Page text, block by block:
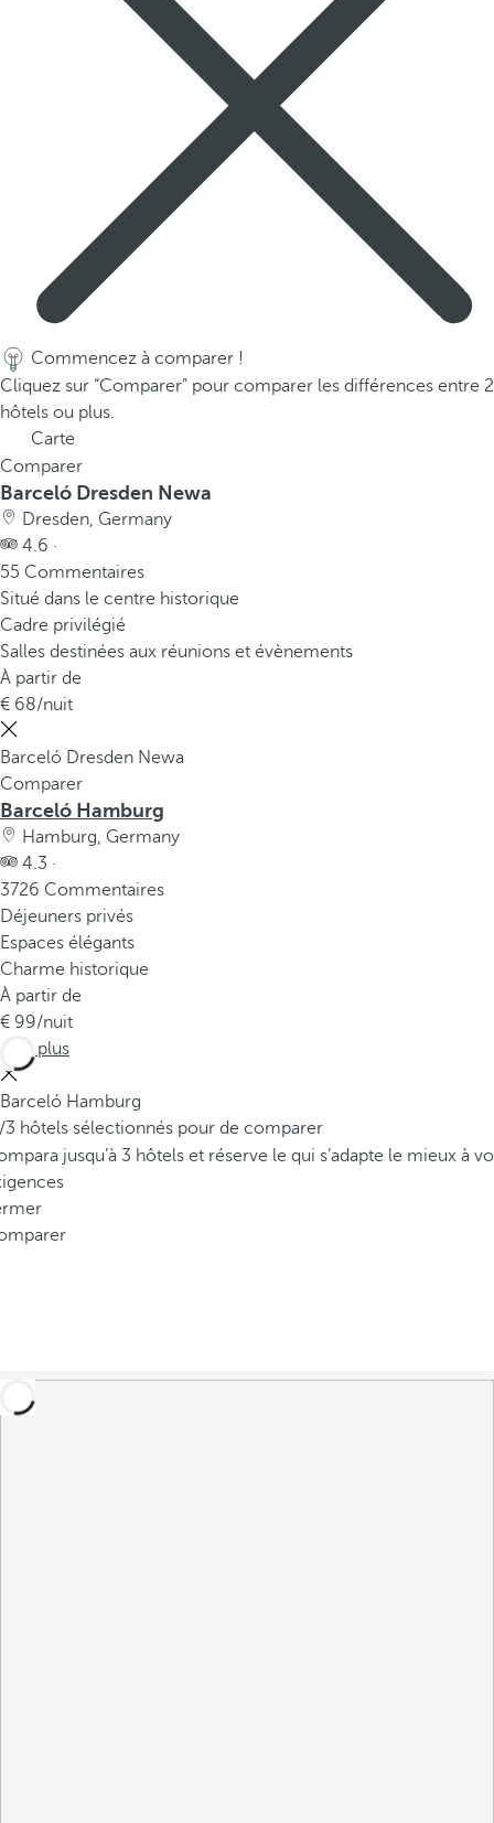
Commencez à comparer !
Cliquez sur “Comparer” pour comparer les différences entre 2
hôtels ou plus.
Carte
Comparer
Barceló Dresden Newa
Dresden, Germany
4.6 ·
55 Commentaires
Situé dans le centre historique
Cadre privilégié
Salles destinées aux réunions et évènements
À partir de
68/nuit
Barceló Dresden Newa
Comparer
Barceló Hamburg
Hamburg, Germany
4.3 ·
3726 Commentaires
Déjeuners privés
Espaces élégants
Charme historique
À partir de
99/nuit
Voir plus
Barceló Hamburg
/3 hôtels sélectionnés pour de comparer
jusqu’à 3 hôtels et réserve le qui s’adapte le mieux à